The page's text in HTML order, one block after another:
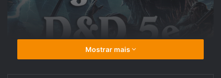
Mostrar mais